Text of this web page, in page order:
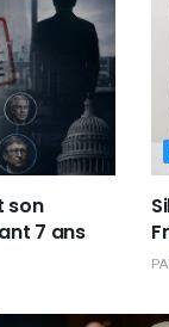
son
7 ans